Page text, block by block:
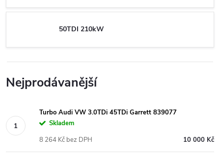
50TDI 210kW
Nejprodávanější
Turbo Audi VW 3.0TDi 45TDi Garrett 839077
Skladem
10 000 Kč
8 264 Kč bez DPH